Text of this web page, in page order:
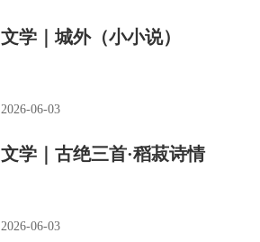
文学｜城外（小小说）
2026-06-03
文学｜古绝三首·稻菽诗情
2026-06-03